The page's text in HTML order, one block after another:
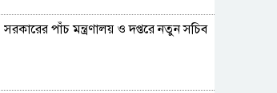
সরকারের পাঁচ মন্ত্রণালয় ও দপ্তরে নতুন সচিব